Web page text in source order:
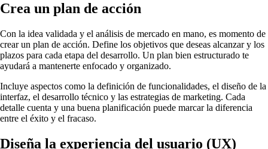
Crea un plan de acción
Con la idea validada y el análisis de mercado en mano, es momento de
crear un plan de acción. Define los objetivos que deseas alcanzar y los
plazos para cada etapa del desarrollo. Un plan bien estructurado te
ayudará a mantenerte enfocado y organizado.
Incluye aspectos como la definición de funcionalidades, el diseño de la
interfaz, el desarrollo técnico y las estrategias de marketing. Cada
detalle cuenta y una buena planificación puede marcar la diferencia
entre el éxito y el fracaso.
Diseña la experiencia del usuario (UX)